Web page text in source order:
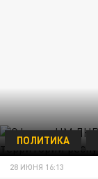
ПОЛИТИКА
28 ИЮНЯ 16:13